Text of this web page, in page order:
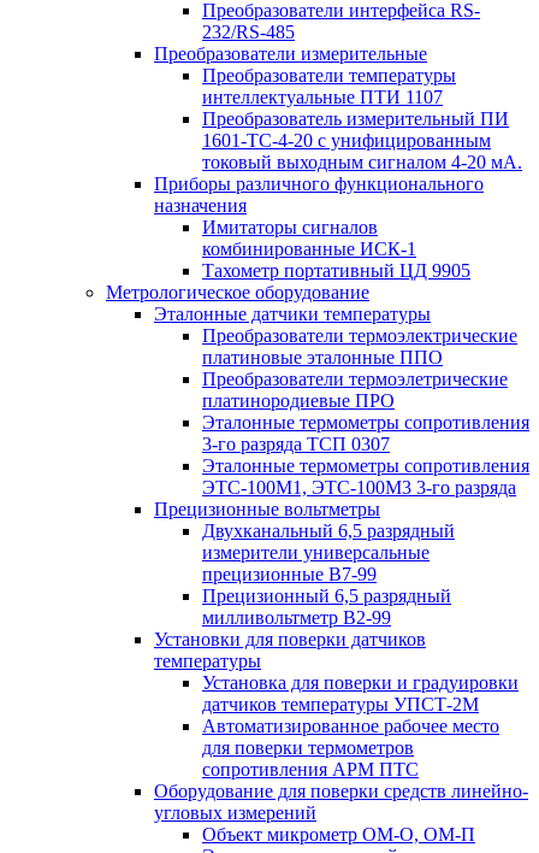
Преобразователи интерфейса RS-
232/RS-485
Преобразователи измерительные
Преобразователи температуры
интеллектуальные ПТИ 1107
Преобразователь измерительный ПИ
1601-ТС-4-20 с унифицированным
токовый выходным сигналом 4-20 мА.
Приборы различного функционального
назначения
Имитаторы сигналов
комбинированные ИСК-1
Тахометр портативный ЦД 9905
Метрологическое оборудование
Эталонные датчики температуры
Преобразователи термоэлектрические
платиновые эталонные ППО
Преобразователи термоэлетрические
платинородиевые ПРО
Эталонные термометры сопротивления
3-го разряда ТСП 0307
Эталонные термометры сопротивления
ЭТС-100М1, ЭТС-100М3 3-го разряда
Прецизионные вольтметры
Двухканальный 6,5 разрядный
измерители универсальные
прецизионные В7-99
Прецизионный 6,5 разрядный
милливольтметр В2-99
Установки для поверки датчиков
температуры
Установка для поверки и градуировки
датчиков температуры УПСТ-2М
Автоматизированное рабочее место
для поверки термометров
сопротивления АРМ ПТС
Оборудование для поверки средств линейно-
угловых измерений
Объект микрометр ОМ-О, ОМ-П